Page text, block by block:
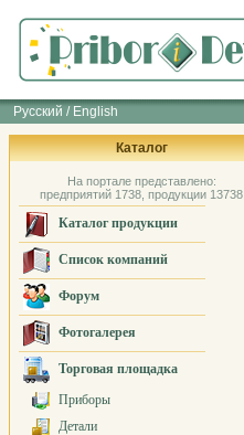
Русский / English
Каталог
На портале представлено:
предприятий 1738, продукции 13738
Каталог продукции
Список компаний
Форум
Фотогалерея
Торговая площадка
Приборы
Детали